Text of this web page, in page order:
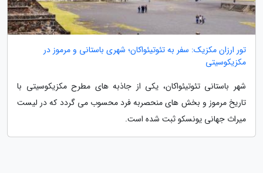
تور ارزان مکزیک: سفر به تئوتیئواکان؛ شهری باستانی و مرموز در
مکزیکوسیتی
شهر باستانی تئوتیئواکان، یکی از جاذبه های مطرح مکزیکوسیتی با
تاریخ مرموز و بخش های منحصربه فرد محسوب می گردد که در لیست
میراث جهانی یونسکو ثبت شده است.